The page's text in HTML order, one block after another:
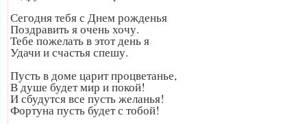
Сегодня тебя с Днем рожденья
Поздравить я очень хочу.
Тебе пожелать в этот день я
Удачи и счастья спешу.
Пусть в доме царит процветанье,
В душе будет мир и покой!
И сбудутся все пусть желанья!
Фортуна пусть будет с тобой!